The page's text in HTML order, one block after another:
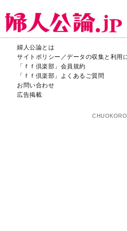
婦人公論とは
サイトポリシー／データの収集と利用
「ｆｆ倶楽部」会員規約
「ｆｆ倶楽部」よくあるご質問
お問い合わせ
広告掲載